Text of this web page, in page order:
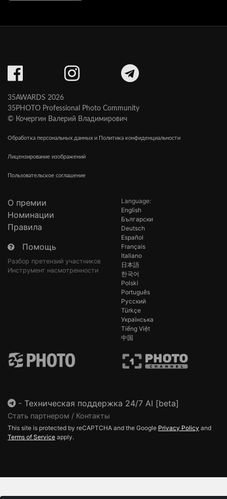
35AWARDS 2026
35PHOTO Professional Photo Community
© Кочергин Валерий Владимирович
Обработка персональных данных и Политика конфиденциальности
Лицензирование изображений
Пользовательское соглашение
О премии
Номинации
Правила
Помощь
Разбор претензий участников
Инструмент насмотренности
Language:
English
Български
Deutsch
Español
Français
Italiano
日本語
한국어
Polski
Português
Русский
Türkçe
Українська
Tiếng Việt
中国
- Техническая поддержка 24/7 AI [beta]
Стать партнером / Контакты
This site is protected by reCAPTCHA and the Google Privacy Policy and
Terms of Service apply.